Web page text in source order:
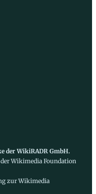
der WikiRADR GmbH.
Wikimedia Foundation
zur Wikimedia